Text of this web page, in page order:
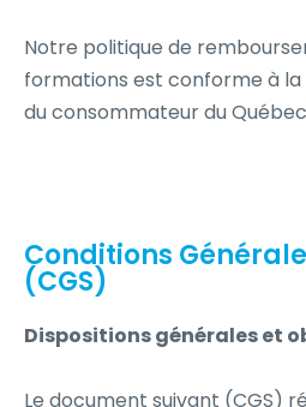
Notre politique de
formations est conforme à
du consommateur du
Conditions
(CGS)
Dispositions générales et
Le document suivant (CGS)